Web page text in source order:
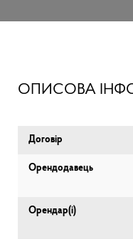
ОПИСОВА
Договір
Орендодавець
Орендар(і)